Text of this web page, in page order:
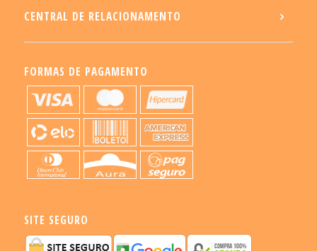
CENTRAL DE RELACIONAMENTO
FORMAS DE PAGAMENTO
SITE SEGURO